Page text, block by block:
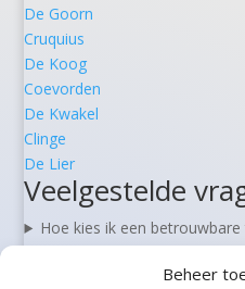
Beheer
De Goorn
Cruquius
De Koog
Coevorden
De Kwakel
Clinge
De Lier
Veelgestelde
Hoe kies ik een
Kan ik een taxi in Dalfsen
Zijn er 24/7 taxi’s